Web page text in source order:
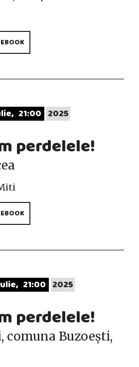
21:00 2025
perdelele!
21:00 2025
perdelele!
comuna Buzoești,